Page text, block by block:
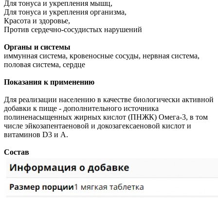
Для тонуса и укрепления мышц,
Для тонуса и укрепления организма,
Красота и здоровье,
Против сердечно-сосудистых нарушений
Органы и системы
иммунная система, кровеносные сосуды, нервная система,
половая система, сердце
Показания к применению
Для реализации населению в качестве биологически активной
добавки к пище - дополнительного источника
полиненасыщенных жирных кислот (ПНЖК) Омега-3, в том
числе эйкозапентаеновой и докозагексаеновой кислот и
витаминов D3 и А.
Состав